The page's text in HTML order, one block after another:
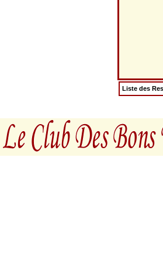
Liste des